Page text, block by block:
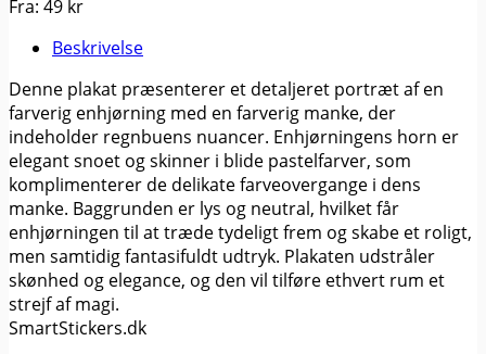
Fra: 49 kr
Beskrivelse
Denne plakat præsenterer et detaljeret portræt af en
farverig enhjørning med en farverig manke, der
indeholder regnbuens nuancer. Enhjørningens horn er
elegant snoet og skinner i blide pastelfarver, som
komplimenterer de delikate farveovergange i dens
manke. Baggrunden er lys og neutral, hvilket får
enhjørningen til at træde tydeligt frem og skabe et roligt,
men samtidig fantasifuldt udtryk. Plakaten udstråler
skønhed og elegance, og den vil tilføre ethvert rum et
strejf af magi.
SmartStickers.dk